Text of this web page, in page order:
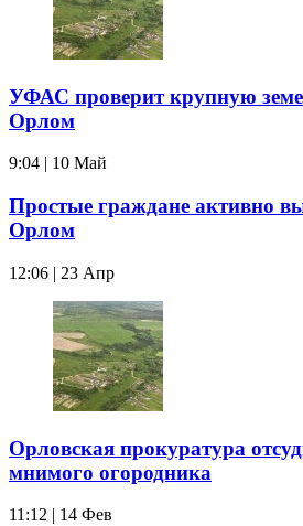
УФАС проверит крупную
Орлом
9:04 | 10 Май
Простые граждане активно
Орлом
12:06 | 23 Апр
Орловская прокуратура
мнимого огородника
11:12 | 14 Фев